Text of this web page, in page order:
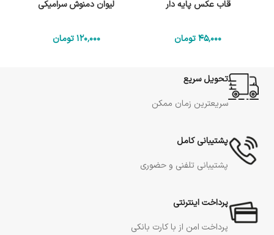
قاب عکس پایه دار
45٬000تومان
لیوان دمنوش سرامیکی
120٬000 تومان
تحویل سریع
سریعترین زمان ممکن
پشتیبانی کامل
پشتیبانی تلفنی و حضوری
پرداخت اینترنتی
پرداخت امن از با کارت بانکی